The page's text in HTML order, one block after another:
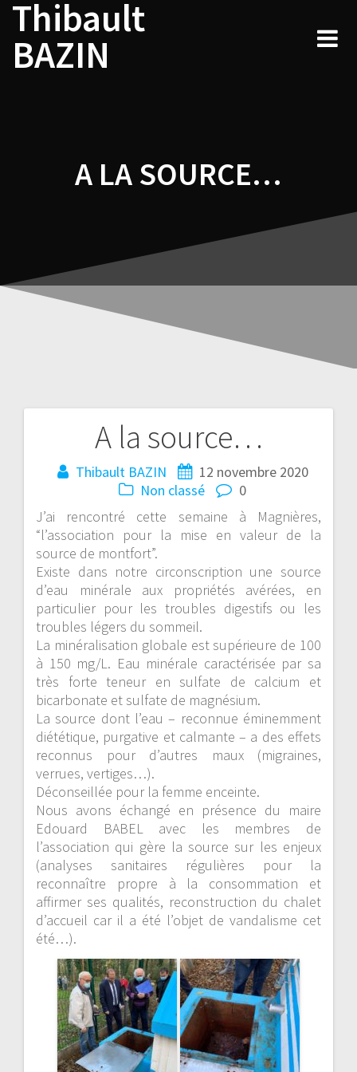
Skip
content
Thibault
BAZIN
A LA SOURCE…
A la source…
Thibault BAZIN
12 novembre 2020
Non classé
0
J’ai rencontré cette semaine à Magnières,
“l’association pour la mise en valeur de la
source de montfort”.
Existe dans notre circonscription une source
d’eau minérale aux propriétés avérées, en
particulier pour les troubles digestifs ou les
troubles légers du sommeil.
La minéralisation globale est supérieure de 100
à 150 mg/L. Eau minérale caractérisée par sa
très forte teneur en sulfate de calcium et
bicarbonate et sulfate de magnésium.
La source dont l’eau – reconnue éminemment
diététique, purgative et calmante – a des effets
reconnus pour d’autres maux (migraines,
verrues, vertiges…).
Déconseillée pour la femme enceinte.
Nous avons échangé en présence du maire
Edouard BABEL avec les membres de
l’association qui gère la source sur les enjeux
(analyses sanitaires régulières pour la
reconnaître propre à la consommation et
affirmer ses qualités, reconstruction du chalet
d’accueil car il a été l’objet de vandalisme cet
été…).
Navigation
de